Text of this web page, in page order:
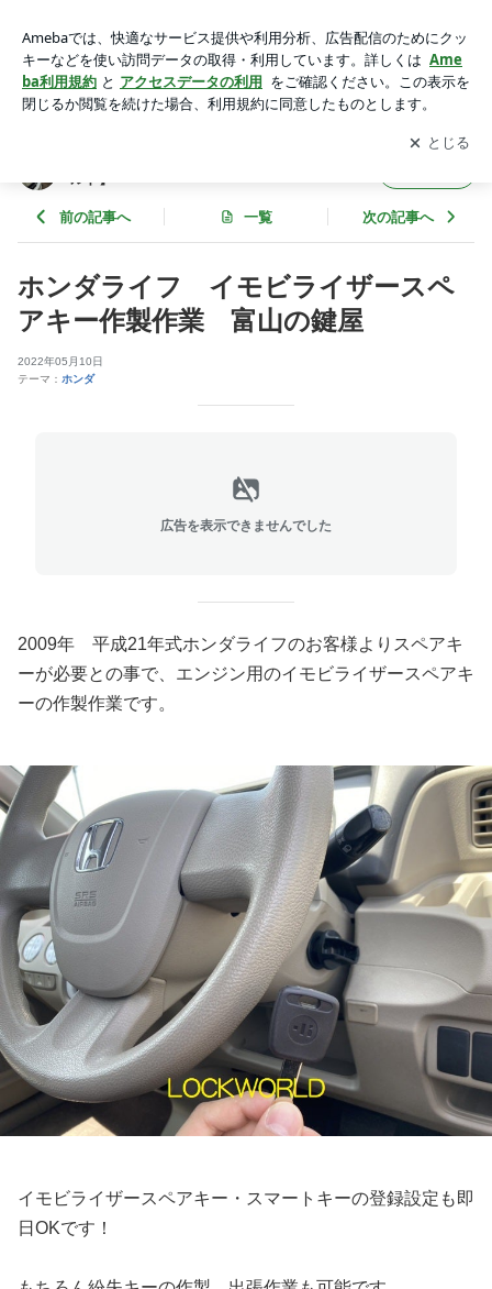
屋 | 鍵の事ならお任せ! 富山県の鍵屋【ロックワールド】
アプリをダウンロードして ブログの更新通知
を受け取りまし
ょう。
開く
ルド】
前の記事へ 一覧 次の記事へ
ホンダライフ イモビライザースペ
アキー作製作業 富山の鍵屋
2022年05月10日
テーマ： ホンダ
広告を表示できませんでした
2009年 平成21年式ホンダライフのお客様よりスペアキ
ーが必要との事で、エンジン用のイモビライザースペアキ
ーの作製作業です。
イモビライザースペアキー・スマートキーの登録設定も即
日OKです！